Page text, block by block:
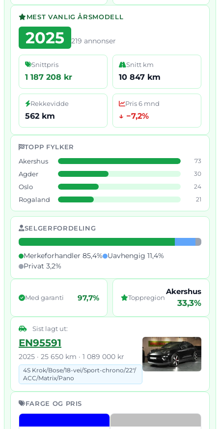
MEST VANLIG ÅRSMODELL
2025 219 annonser
Snittpris
1 187 208 kr
Snitt km
10 847 km
Rekkevidde
562 km
Pris 6 mnd
↓ −7,2%
TOPP FYLKER
Akershus
73
Agder 30
Oslo 24
Rogaland 21
SELGERFORDELING
Merkeforhandler 85,4%
Uavhengig 11,4%
Privat 3,2%
Med garanti 97,7% Toppregion
Akershus
33,3%
Sist lagt ut:
EN95591
2025 · 25 650 km · 1 089 000 kr
4S Krok/Bose/18-vei/Sport-chrono/22"/
ACC/Matrix/Pano
FARGE OG PRIS